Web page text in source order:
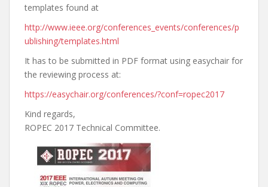
templates found at
http://www.ieee.org/conferences_events/conferences/p
ublishing/templates.html
It has to be submitted in PDF format using easychair for
the reviewing process at:
https://easychair.org/conferences/?conf=ropec2017
Kind regards,
ROPEC 2017 Technical Committee.